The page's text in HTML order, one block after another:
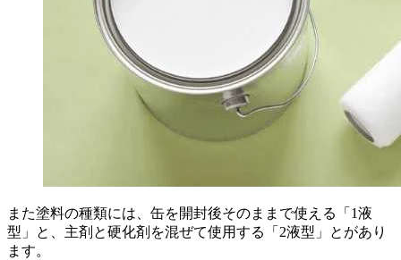
また塗料の種類には、缶を開封後そのままで使える「1液
型」と、主剤と硬化剤を混ぜて使用する「2液型」とがあり
ます。